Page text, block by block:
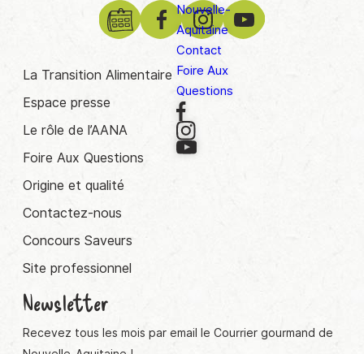
Nouvelle-
Aquitaine
Contact
Foire Aux
Questions
La Transition Alimentaire
Espace presse
Le rôle de l’AANA
Foire Aux Questions
Origine et qualité
Contactez-nous
Concours Saveurs
Site professionnel
Newsletter
Recevez tous les mois par email le Courrier gourmand de